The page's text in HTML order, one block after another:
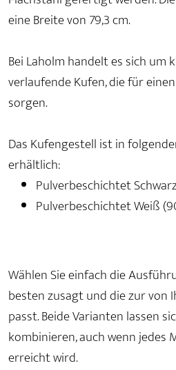
eine Breite von 79,3 cm.
Bei Laholm handelt es sich um
verlaufende Kufen, die für
sorgen.
Das Kufengestell ist in
erhältlich:
Pulverbeschichtet
Pulverbeschichtet Weiß
Wählen Sie einfach die
besten zusagt und die zur von
passt. Beide Varianten lassen
kombinieren, auch wenn jedes
erreicht wird.